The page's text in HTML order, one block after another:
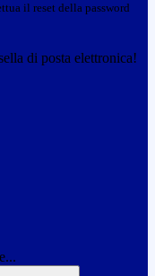
il reset della password
di posta elettronica!